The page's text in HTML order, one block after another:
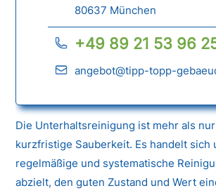
80637 München
+49 89 21 53 96
angebot@tipp-topp-
Die Unterhaltsreinigung ist mehr als
kurzfristige Sauberkeit. Es handelt sich
regelmäßige und systematische
abzielt, den guten Zustand und Wert